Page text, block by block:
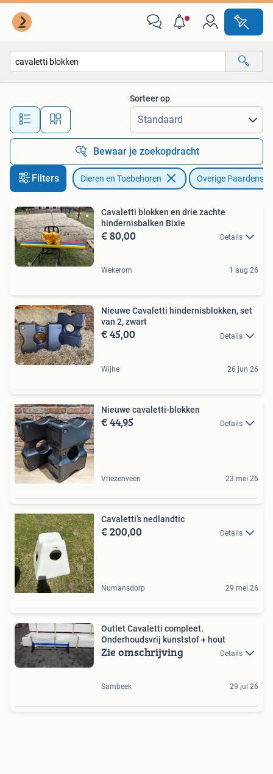
Alle afstanden…
Sorteer op
Bewaar je zoekopdracht
Filters Dieren en Toebehoren Overige
Cavaletti blokken en drie zachte
hindernisbalken Bixie
€ 80,00 Details
Wekerom 1 aug 26
Nieuwe Cavaletti hindernisblokken, set
van 2, zwart
€ 45,00 Details
Wijhe 26 jun 26
Nieuwe cavaletti-blokken
€ 44,95 Details
Vriezenveen 23 mei 26
Cavaletti’s nedlandtic
€ 200,00 Details
Numansdorp 29 mei 26
Outlet Cavaletti compleet.
Onderhoudsvrij kunststof + hout
Zie omschrijving Details
Sambeek 29 jul 26